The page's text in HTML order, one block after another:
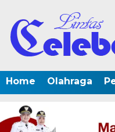
Home Olahraga